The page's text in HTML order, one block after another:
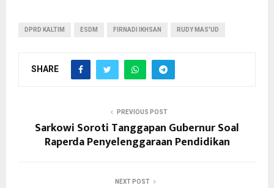
DPRD KALTIM ESDM FIRNADI IKHSAN RUDY MAS'UD
SHARE
PREVIOUS POST
Sarkowi Soroti Tanggapan Gubernur Soal
Raperda Penyelenggaraan Pendidikan
NEXT POST